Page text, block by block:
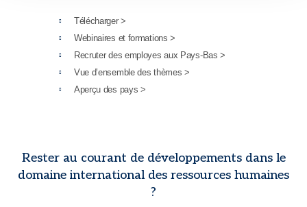
Télécharger >
Webinaires et formations >
Recruter des employes aux Pays-Bas >
Vue d’ensemble des thèmes >
Aperçu des pays >
Rester au courant de développements dans le
domaine international des ressources humaines
?